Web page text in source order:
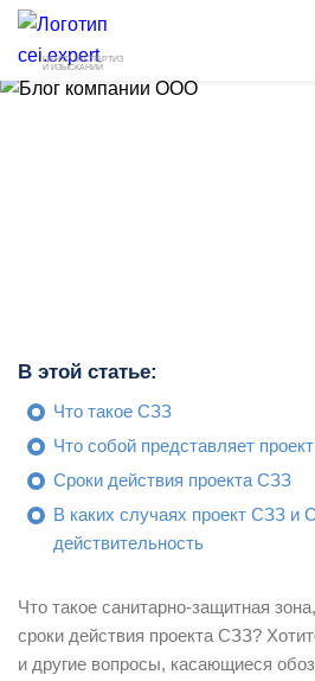
ЦЕНТР ЭКСПЕРТИЗ
И ИЗЫСКАНИЙ
В этой статье:
Что такое СЗЗ
Что собой представляет
Сроки действия проекта СЗЗ
В каких случаях проект СЗЗ и
действительность
Что такое санитарно-защитная
сроки действия проекта СЗЗ?
и другие вопросы, касающиеся